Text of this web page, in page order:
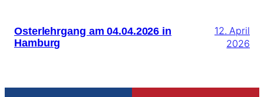
Osterlehrgang am 04.04.2026 in
Hamburg
12. April
2026